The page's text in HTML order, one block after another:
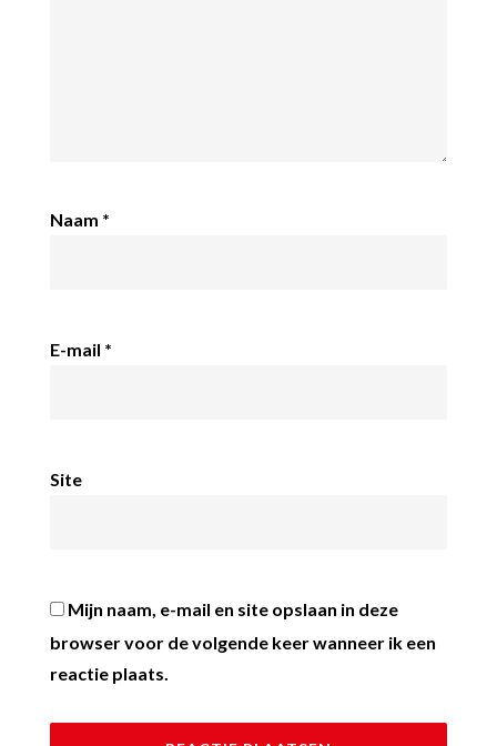
Naam *
E-mail *
Site
Mijn naam, e-mail en site opslaan in deze
browser voor de volgende keer wanneer ik een
reactie plaats.